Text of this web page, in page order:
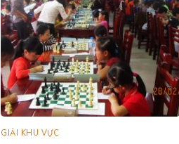
GIẢI KHU VỰC